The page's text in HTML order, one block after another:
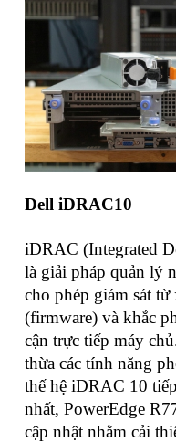
Dell iDRAC10
iDRAC (Integrated
là giải pháp quản lý
cho phép giám sát từ
(firmware) và khắc
cận trực tiếp máy
thừa các tính năng
thế hệ iDRAC 10
nhất, PowerEdge
cập nhật nhằm cải